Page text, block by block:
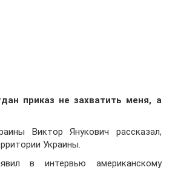
приказ не захватить меня, а
Виктор Янукович рассказал,
Украины.
в интервью американскому